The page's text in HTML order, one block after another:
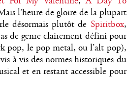
l’heure de gloire de la plupart
désormais plutôt de Spiritbox,
de genre clairement défini pour
pop, le pop metal, ou l’alt pop),
à vis des normes historiques du
et en restant accessible pour